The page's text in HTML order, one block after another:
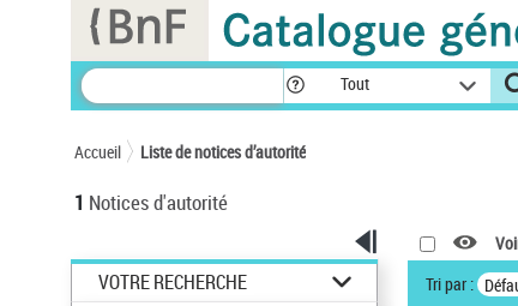
Tout
Accueil Liste de notices d’autorité
1 Notices d'autorité
VOTRE RECHERCHE
Tri par :
Panneau de gestion des cookies